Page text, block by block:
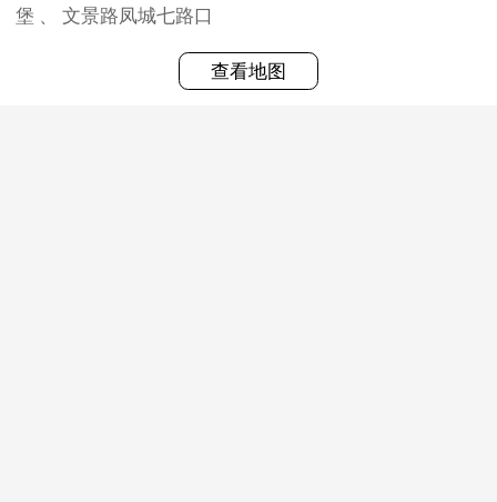
堡 、 文景路凤城七路口
查看地图